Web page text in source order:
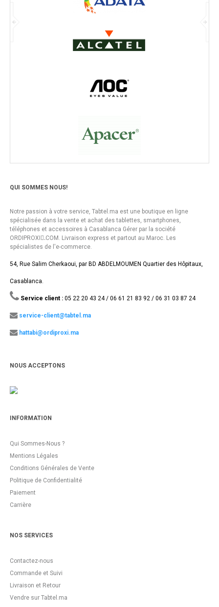
QUI SOMMES NOUS!
Notre passion à votre service, Tabtel.ma est une boutique en ligne
spécialisée dans la vente et achat des tablettes, smartphones,
téléphones et accessoires à Casablanca Gérer par la société
ORDIPROXI.ِCOM. Livraison express et partout au Maroc. Les
spécialistes de l'e-commerce.
54, Rue Salim Cherkaoui, par BD ABDELMOUMEN Quartier des Hôpitaux,
Casablanca.
Service client : 05 22 20 43 24 / 06 61 21 83 92 / 06 31 03 87 24
service-client@tabtel.ma
hattabi@ordiproxi.ma
NOUS ACCEPTONS
INFORMATION
Qui Sommes-Nous ?
Mentions Légales
Conditions Générales de Vente
Politique de Confidentialité
Paiement
Carrière
NOS SERVICES
Contactez-nous
Commande et Suivi
Livraison et Retour
Vendre sur Tabtel.ma